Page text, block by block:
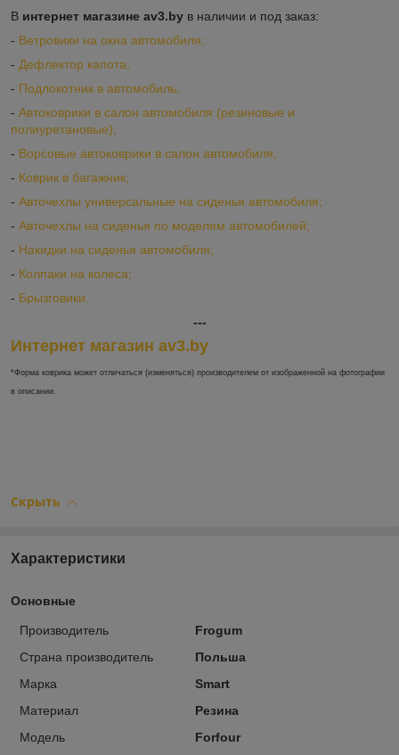
В интернет магазине av3.by в наличии и под заказ:
- Ветровики на окна автомобиля;
- Дефлектор капота;
- Подлокотник в автомобиль;
- Автоковрики в салон автомобиля (резиновые и
полиуретановые);
- Ворсовые автоковрики в салон автомобиля;
- Коврик в багажник;
- Авточехлы универсальные на сиденья автомобиля;
- Авточехлы на сиденья по моделям автомобилей;
- Накидки на сиденья автомобиля;
- Колпаки на колеса;
- Брызговики.
---
Интернет магазин av3.by
*Форма коврика может отличаться (изменяться) производителем от изображенной на фотографии
в описании.
Скрыть
Характеристики
Основные
Производитель
Frogum
Страна производитель
Польша
Марка
Smart
Материал
Резина
Модель
Forfour